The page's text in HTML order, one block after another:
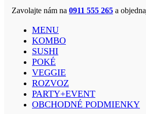
Zavolajte nám na 0911 555 265 a
MENU
KOMBO
SUSHI
POKÉ
VEGGIE
ROZVOZ
PARTY+EVENT
OBCHODNÉ PODMIENKY